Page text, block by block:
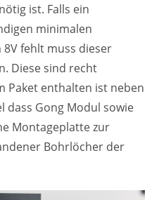
ist. Falls ein
minimalen
fehlt muss dieser
Diese sind recht
Paket enthalten ist neben
dass Gong Modul sowie
Montageplatte zur
Bohrlöcher der